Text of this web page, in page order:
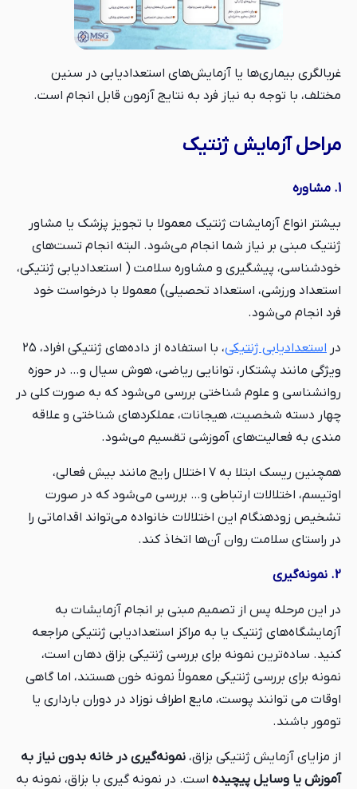
غربالگری بیماری‎‌ها یا آزمایش‌های استعدادیابی در سنین
مختلف، با توجه به نیاز فرد به نتایج آزمون قابل انجام است.
مراحل آزمایش ژنتیک
1. مشاوره
بیشتر انواع آزمایشات ژنتیک معمولا با تجویز پزشک یا مشاور
ژنتیک مبنی بر نیاز شما انجام می‌شود. البته انجام تست‌های
خودشناسی، پیشگیری و مشاوره سلامت ( استعدادیابی ژنتیکی،
استعداد ورزشی، استعداد تحصیلی) معمولا با درخواست خود
فرد انجام می‌شود.
در استعدادیابی ژنتیکی
، با استفاده از داده‌های ژنتیکی افراد، ۲۵
ویژگی مانند پشتکار، توانایی ریاضی، هوش سیال و… در حوزه
روانشناسی و علوم شناختی بررسی می‌شود که به صورت کلی در
چهار دسته شخصیت، هیجانات، عملکردهای شناختی و علاقه
مندی به فعالیت‌های آموزشی تقسیم می‌شود.
همچنین ریسک ابتلا به ۷ اختلال رایج مانند بیش فعالی،
اوتیسم، اختلالات ارتباطی و… بررسی می‌شود که در صورت
تشخیص زودهنگام این اختلالات خانواده می‌تواند اقداماتی را
در راستای سلامت روان آن‌ها اتخاذ کند.
2. نمونه‌گیری
در این مرحله پس از تصمیم مبنی بر انجام آزمایشات به
آزمایشگاه‌های ژنتیک یا به مراکز استعدادیابی ژنتیکی مراجعه
کنید. ساده‌ترین نمونه برای بررسی ژنتیکی بزاق دهان است،
نمونه برای بررسی ژنتیکی معمولاً نمونه خون هستند، اما گاهی
اوقات می توانند پوست، مایع اطراف نوزاد در دوران بارداری یا
تومور باشند.
از مزایای آزمایش ژنتیکی بزاق، نمونه‌گیری در خانه بدون نیاز به
آموزش یا وسایل پیچیده است. در نمونه گیری با بزاق، نمونه به